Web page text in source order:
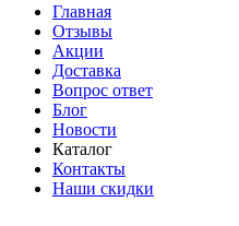
Главная
Отзывы
Акции
Доставка
Вопрос ответ
Блог
Новости
Каталог
Контакты
Наши скидки